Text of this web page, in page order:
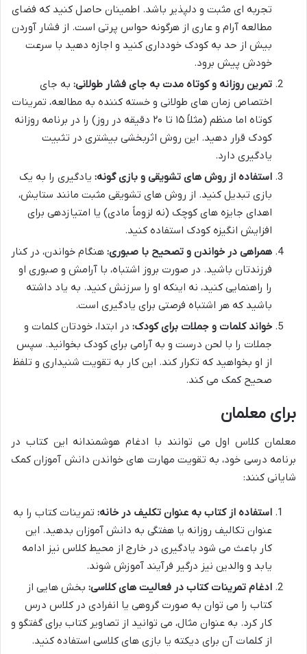
تجربه ای مثبت و دلپذیر باشد. اطمینان حاصل کنید که فضای
مطالعه آرام و عاری از هرگونه حواس پرتی است. از فشار آوردن
بیش از حد به کودک خودداری کنید و اجازه دهید با سرعت
خودش پیش برود.
تمرین روزانه و کوتاه مدت به جای فشار طولانی: به جای
اختصاص زمان های طولانی و خسته کننده به مطالعه، تمرینات
کوتاه اما منظم (مثلاً ۱۵ تا ۲۰ دقیقه در روز) را در برنامه روزانه
کودک قرار دهید. این روش اثربخشی بیشتری در تثبیت
یادگیری دارد.
استفاده از روش های تشویقی و بازی گونه: یادگیری را به یک
بازی تبدیل کنید. از روش های تشویقی مثبت مانند ستایش،
اهدای جایزه های کوچک (نه لزوماً مادی) یا امتیازدهی برای
افزایش انگیزه کودک استفاده کنید.
همراهی در خواندن و تصحیح با صبوری: هنگام خواندن، در کنار
فرزندتان باشید. در صورت بروز اشتباه، با آرامش و صبوری او
را راهنمایی کنید، نه اینکه او را سرزنش کنید. به یاد داشته
باشید که هر اشتباه فرصتی برای یادگیری است.
خواند کلمات و جملات برای کودک: در ابتدا، خودتان کلمات و
جملات را با لحن درست و به آرامی برای کودک بخوانید. سپس
از او بخواهید که تکرار کند. این کار به تقویت شنیداری و تلفظ
صحیح کمک می کند.
برای معلمان
معلمان کلاس اول می توانند با ادغام هوشمندانه این کتاب در
برنامه درسی خود، به تقویت مهارت های خواندن دانش آموزان کمک
شایانی کنند:
استفاده از کتاب به عنوان تکلیف در خانه: تمرینات کتاب را به
عنوان تکالیف روزانه یا هفتگی به دانش آموزان بدهید. این
کار باعث می شود یادگیری در خارج از محیط کلاس نیز ادامه
یابد و والدین نیز درگیر فرآیند آموزش شوند.
ادغام تمرینات کتاب در فعالیت های کلاسی: بخش هایی از
کتاب را می توان به صورت گروهی یا انفرادی در کلاس درس
کار کرد. به عنوان مثال، می توانید از تصاویر کتاب برای گفتگو و
از کلمات آن برای دیکته یا بازی های کلاسی استفاده کنید.